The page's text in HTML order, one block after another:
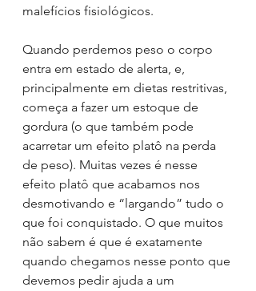
malefícios fisiológicos.
Quando perdemos peso o corpo
entra em estado de alerta, e,
principalmente em dietas restritivas,
começa a fazer um estoque de
gordura (o que também pode
acarretar um efeito platô na perda
de peso). Muitas vezes é nesse
efeito platô que acabamos nos
desmotivando e “largando” tudo o
que foi conquistado. O que muitos
não sabem é que é exatamente
quando chegamos nesse ponto que
devemos pedir ajuda a um